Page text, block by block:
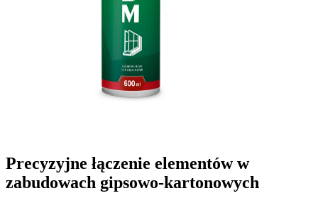
Precyzyjne łączenie elementów w
zabudowach gipsowo-kartonowych